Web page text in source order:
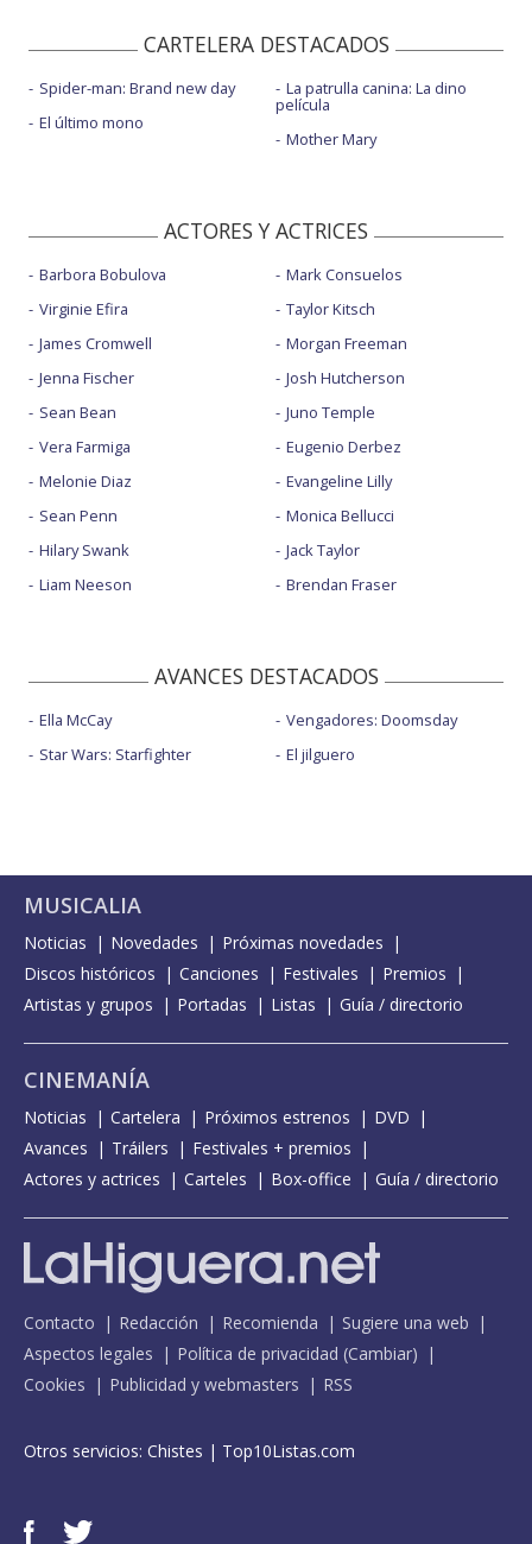
CARTELERA DESTACADOS
Spider-man: Brand new day
El último mono
La patrulla canina: La dino
película
Mother Mary
ACTORES Y ACTRICES
Barbora Bobulova
Virginie Efira
James Cromwell
Jenna Fischer
Sean Bean
Vera Farmiga
Melonie Diaz
Sean Penn
Hilary Swank
Liam Neeson
Mark Consuelos
Taylor Kitsch
Morgan Freeman
Josh Hutcherson
Juno Temple
Eugenio Derbez
Evangeline Lilly
Monica Bellucci
Jack Taylor
Brendan Fraser
AVANCES DESTACADOS
Ella McCay
Star Wars: Starfighter
Vengadores: Doomsday
El jilguero
MUSICALIA
Noticias Novedades
Próximas novedades
Discos históricos
Canciones Festivales
Premios
Artistas y grupos
Portadas Listas Guía / directorio
CINEMANÍA
Noticias Cartelera Próximos estrenos
DVD
Avances
Tráilers
Festivales + premios
Actores y actrices
Carteles Box-office Guía / directorio
Contacto Redacción Recomienda
Sugiere una web
Aspectos legales
Política de privacidad (Cambiar)
Cookies
Publicidad y webmasters RSS
Otros servicios: Chistes | Top10Listas.com